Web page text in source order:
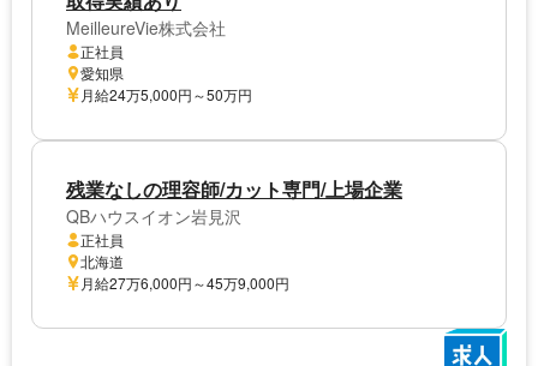
MeilleureVie株式会社
正社員
愛知県
月給24万5,000円～50万円
残業なしの理容師/カット専門/上場企業
QBハウスイオン岩見沢
正社員
北海道
月給27万6,000円～45万9,000円